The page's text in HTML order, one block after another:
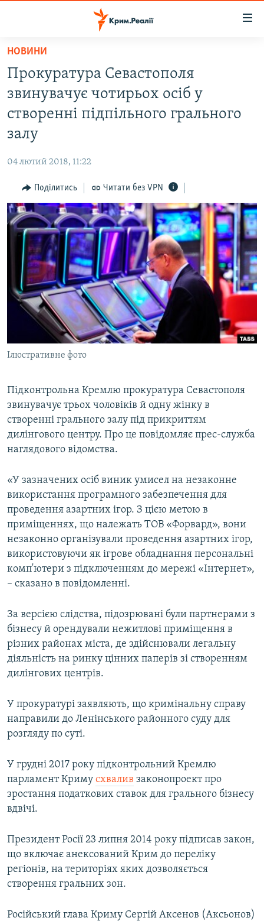
Перейти
основного
матеріалу
до
основної
Перейти
пошуку
ВОДА.КРИМ
ВІДЕО ТА ФОТО
ІНТЕРВ'Ю
ВСЕ ЗА ДЕНЬ
СПЕЦПРОЕКТИ
ДЕПОРТАЦІЯ
ВІДЕОУРОКИ «ELIFBE»
СВІДЧЕННЯ ОКУПАЦІЇ
УКРАЇНСЬКА ПРОБЛЕМА КРИМУ
ІНФОГРАФІКА
ЯК ОБІЙТИ БЛОКУВАННЯ
Русский
Qırımtatar
ДОЛУЧАЙСЯ!
Усі сайти RFE/RL
НОВИНИ
Прокуратура Севастополя
звинувачує чотирьох осіб у
створенні підпільного грального
залу
04 лютий 2018, 11:22
Поділитись Читати без VPN
Ілюстративне фото
Підконтрольна Кремлю прокуратура Севастополя
звинувачує трьох чоловіків й одну жінку в
створенні грального залу під прикриттям
дилінгового центру. Про це повідомляє прес-служба
наглядового відомства.
«У зазначених осіб виник умисел на незаконне
використання програмного забезпечення для
проведення азартних ігор. З цією метою в
приміщеннях, що належать ТОВ «Форвард», вони
незаконно організували проведення азартних ігор,
використовуючи як ігрове обладнання персональні
комп'ютери з підключенням до мережі «Інтернет»,
– сказано в повідомленні.
За версією слідства, підозрювані були партнерами з
бізнесу й орендували нежитлові приміщення в
різних районах міста, де здійснювали легальну
діяльність на ринку цінних паперів зі створенням
дилінгових центрів.
У прокуратурі заявляють, що кримінальну справу
направили до Ленінського районного суду для
розгляду по суті.
У грудні 2017 року підконтрольний Кремлю
парламент Криму схвалив законопроект про
зростання податкових ставок для грального бізнесу
вдвічі.
Президент Росії 23 липня 2014 року підписав закон,
що включає анексований Крим до переліку
регіонів, на територіях яких дозволяється
створення гральних зон.
Російський глава Криму Сергій Аксенов (Аксьонов)